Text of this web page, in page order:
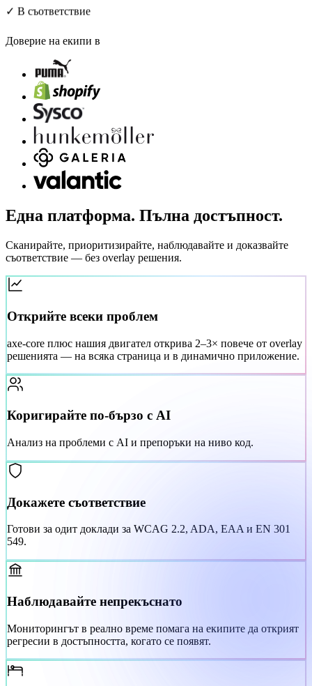
✓ В съответствие
Доверие на екипи в
Една платформа. Пълна достъпност.
Сканирайте, приоритизирайте, наблюдавайте и доказвайте
съответствие — без overlay решения.
Открийте всеки проблем
axe-core плюс нашия двигател открива 2–3× повече от overlay
решенията — на всяка страница и в динамично приложение.
Коригирайте по-бързо с AI
Анализ на проблеми с AI и препоръки на ниво код.
Докажете съответствие
Готови за одит доклади за WCAG 2.2, ADA, EAA и EN 301
549.
Наблюдавайте непрекъснато
Мониторингът в реално време помага на екипите да открият
регресии в достъпността, когато се появят.